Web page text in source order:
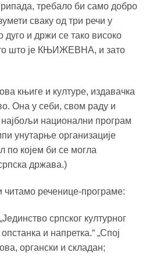
требало би само добро
сваку од три речи у
дуго и држи се тако високо
што је КЊИЖЕВНА, и зато
књиге и културе, издавачка
Она у себи, свом раду и
национални програм
унутарње организације
по којем би се могла
држава.)
читамо реченице-програме:
српског културног
и напретка.“ „Спој
органски и складан;